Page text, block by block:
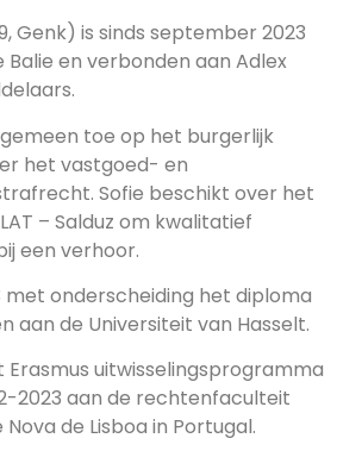
Genk) is sinds september 2023
Balie en verbonden aan Adlex
toe op het burgerlijk
het vastgoed- en
Sofie beschikt over het
– Salduz om kwalitatief
een verhoor.
met onderscheiding het diploma
aan de Universiteit van Hasselt.
uitwisselingsprogramma
2023 aan de rechtenfaculteit
de Lisboa in Portugal.